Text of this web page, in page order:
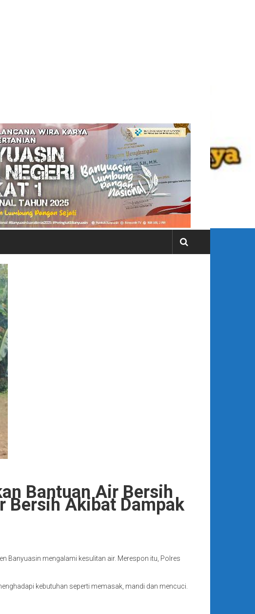
Bantuan Air Bersih
Bersih Akibat Dampak
Banyuasin mengalami kesulitan air. Merespon itu, Polres
kebutuhan seperti memasak, mandi dan mencuci.